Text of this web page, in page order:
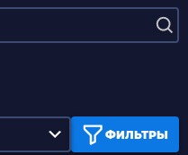
ФИЛЬТРЫ